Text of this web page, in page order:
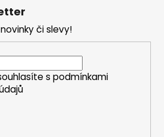
či slevy!
s podmínkami